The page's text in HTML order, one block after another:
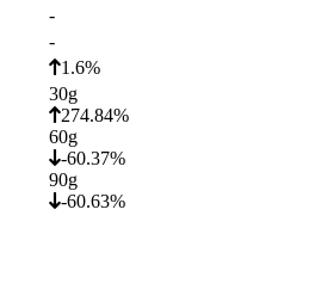
-
-
1.6%
30g
274.84%
60g
-60.37%
90g
-60.63%